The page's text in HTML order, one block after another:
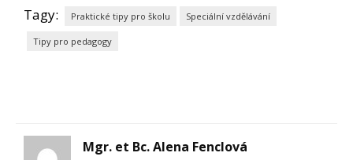
Tagy: Praktické tipy pro školu Speciální vzdělávání
Tipy pro pedagogy
Mgr. et Bc. Alena Fenclová